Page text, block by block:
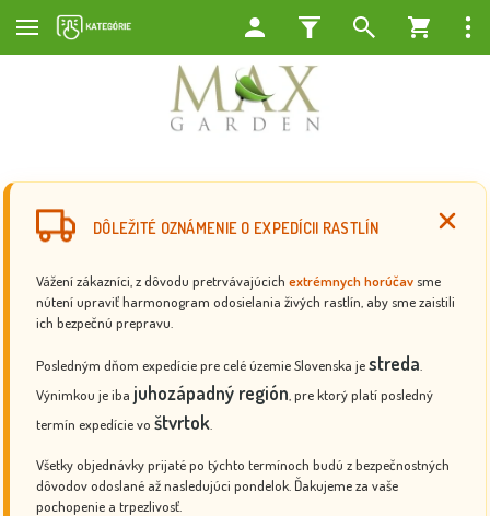
DÔLEŽITÉ OZNÁMENIE O EXPEDÍCII RASTLÍN
Vážení zákazníci, z dôvodu pretrvávajúcich extrémnych horúčav sme
nútení upraviť harmonogram odosielania živých rastlín, aby sme zaistili
ich bezpečnú prepravu.
Posledným dňom expedície pre celé územie Slovenska jestreda
Výnimkou je iba juhozápadný región , pre ktorý platí posledný
termín expedície vo štvrtok
Všetky objednávky prijaté po týchto termínoch budú z bezpečnostných
dôvodov odoslané až nasledujúci pondelok. Ďakujeme za vaše
pochopenie a trpezlivosť.